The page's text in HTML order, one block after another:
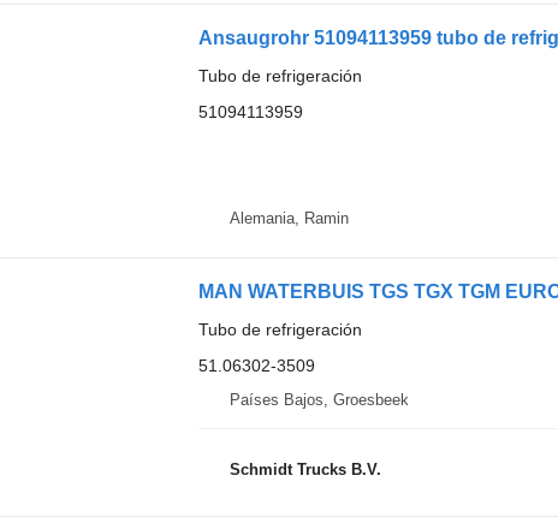
Ansaugrohr 51094113959 tubo de
Tubo de refrigeración
51094113959
Alemania, Ramin
MAN WATERBUIS TGS TGX TGM
Tubo de refrigeración
51.06302-3509
Países Bajos, Groesbeek
Schmidt Trucks B.V.